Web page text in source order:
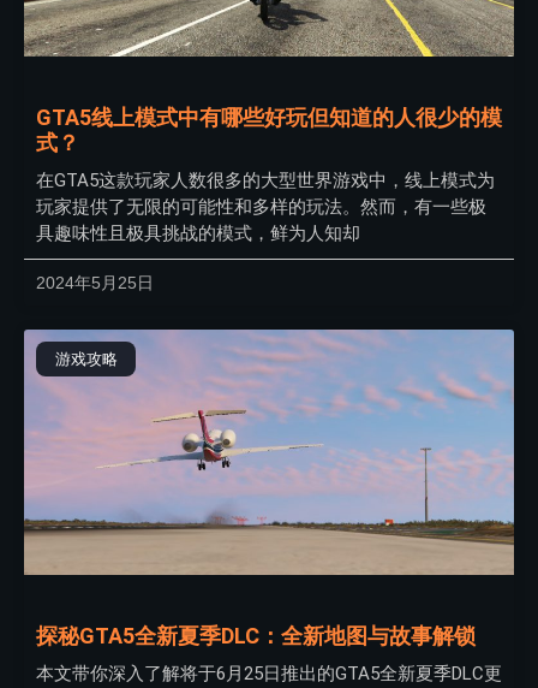
GTA5线上模式中有哪些好玩但知道的人很少的模
式？
在GTA5这款玩家人数很多的大型世界游戏中，线上模式为
玩家提供了无限的可能性和多样的玩法。然而，有一些极
具趣味性且极具挑战的模式，鲜为人知却
2024年5月25日
游戏攻略
探秘GTA5全新夏季DLC：全新地图与故事解锁
本文带你深入了解将于6月25日推出的GTA5全新夏季DLC更